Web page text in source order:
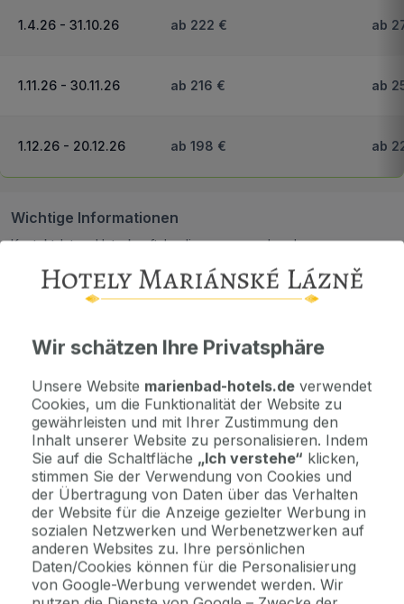
1.4.26 - 31.10.26 ab 222 € ab
1.11.26 - 30.11.26 ab 216 € ab
1.12.26 - 20.12.26 ab 198 € ab
Wichtige Informationen
Kontaktdaten. Unterkunftsbedingungen und andere...
Als Geschenk kaufen
Jetzt bezahlen Sie gar nichts.
Die Zahlungsmodalitäten erhalten Sie zusammen mit dem Angebot
per E-Mail.
Hinweis
Kulturprogramm 1.6.-15.9.2026 / je nach Wetterlage /
2 Gründe, bei uns zu buchen
Wir schätzen Ihre Privatsphäre
Unsere Website marienbad-hotels.de verwendet
Cookies, um die Funktionalität der Website zu
gewährleisten und mit Ihrer Zustimmung den
Inhalt unserer Website zu personalisieren. Indem
Sie auf die Schaltfläche „Ich verstehe“ klicken,
stimmen Sie der Verwendung von Cookies und
der Übertragung von Daten über das Verhalten
der Website für die Anzeige gezielter Werbung in
sozialen Netzwerken und Werbenetzwerken auf
anderen Websites zu. Ihre persönlichen
Daten/Cookies können für die Personalisierung
von Google-Werbung verwendet werden. Wir